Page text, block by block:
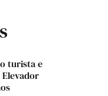
turista e